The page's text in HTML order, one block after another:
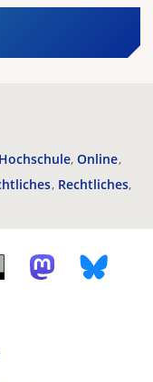
Hochschule Online
Rechtliches